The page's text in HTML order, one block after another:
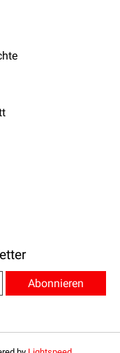
Abonnieren